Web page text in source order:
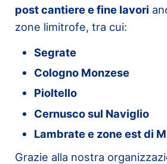
post cantiere e fine lavori
zone limitrofe, tra cui:
Segrate
Cologno Monzese
Pioltello
Cernusco sul Naviglio
Lambrate e zone est di
Grazie alla nostra